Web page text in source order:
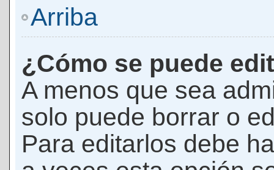
Arriba
¿Cómo se puede
A menos que sea
solo puede borrar o
Para editarlos debe